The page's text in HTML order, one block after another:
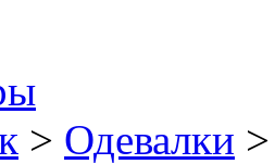
> Одевалки